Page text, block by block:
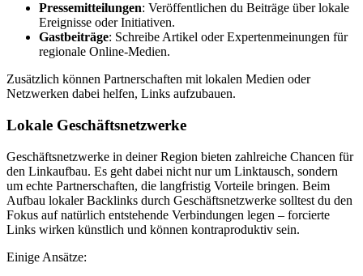
Pressemitteilungen: Veröffentlichen du Beiträge über lokale
Ereignisse oder Initiativen.
Gastbeiträge: Schreibe Artikel oder Expertenmeinungen für
regionale Online-Medien.
Zusätzlich können Partnerschaften mit lokalen Medien oder
Netzwerken dabei helfen, Links aufzubauen.
Lokale Geschäftsnetzwerke
Geschäftsnetzwerke in deiner Region bieten zahlreiche Chancen für
den Linkaufbau. Es geht dabei nicht nur um Linktausch, sondern
um echte Partnerschaften, die langfristig Vorteile bringen. Beim
Aufbau lokaler Backlinks durch Geschäftsnetzwerke solltest du den
Fokus auf natürlich entstehende Verbindungen legen – forcierte
Links wirken künstlich und können kontraproduktiv sein.
Einige Ansätze: